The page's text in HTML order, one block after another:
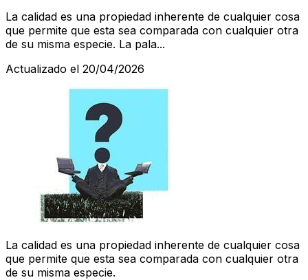
La calidad es una propiedad inherente de cualquier cosa
que permite que esta sea comparada con cualquier otra
de su misma especie. La pala...
Actualizado el 20/04/2026
La calidad es una propiedad inherente de cualquier cosa
que permite que esta sea comparada con cualquier otra
de su misma especie.